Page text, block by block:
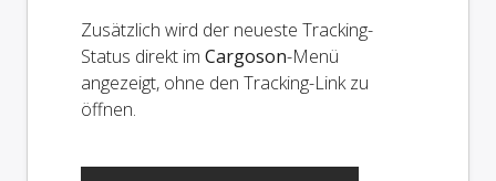
Zusätzlich wird der neueste Tracking-
Status direkt im Cargoson-Menü
angezeigt, ohne den Tracking-Link zu
öffnen.